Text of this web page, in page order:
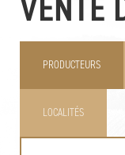
PRODUCTEURS
LOCALITÉS